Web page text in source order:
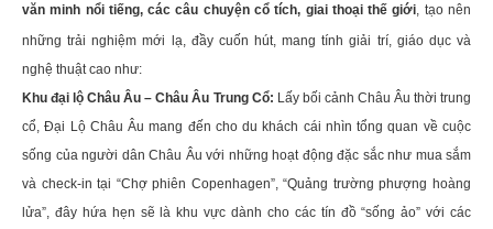
văn minh nổi tiếng,các câu chuyện cổ tích, giai thoạithế giới , tạo nên
những trải nghiệm mới lạ, đầy cuốn hút, mang tính giải trí, giáo dục và
nghệ thuật cao như:
Khu đại lộ Châu Âu – Châu Âu Trung Cổ: Lấy bối cảnh Châu Âu thời trung
cổ, Đại Lộ Châu Âu mang đến cho du khách cái nhìn tổng quan về cuộc
sống của người dân Châu Âu với những hoạt động đặc sắc như mua sắm
và check-in tại “Chợ phiên Copenhagen”, “Quảng trường phượng hoàng
lửa”, đây hứa hẹn sẽ là khu vực dành cho các tín đồ “sống ảo” với các